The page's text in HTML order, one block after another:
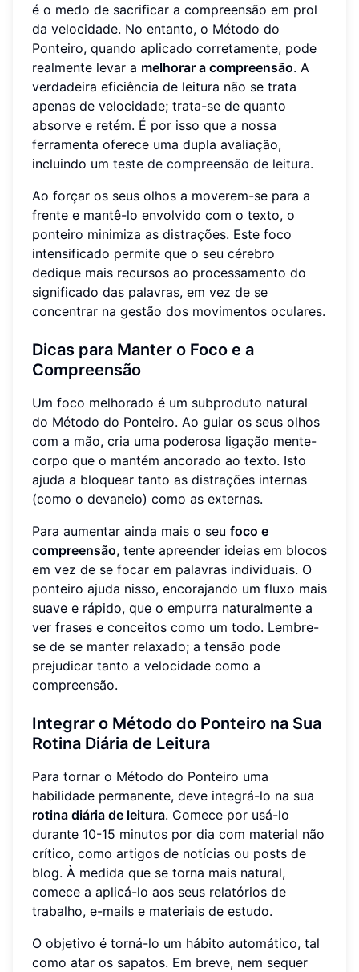
é o medo de sacrificar a compreensão em prol
da velocidade. No entanto, o Método do
Ponteiro, quando aplicado corretamente, pode
realmente levar a melhorar a compreensão. A
verdadeira eficiência de leitura não se trata
apenas de velocidade; trata-se de quanto
absorve e retém. É por isso que a nossa
ferramenta oferece uma dupla avaliação,
incluindo um teste de compreensão de leitura.
Ao forçar os seus olhos a moverem-se para a
frente e mantê-lo envolvido com o texto, o
ponteiro minimiza as distrações. Este foco
intensificado permite que o seu cérebro
dedique mais recursos ao processamento do
significado das palavras, em vez de se
concentrar na gestão dos movimentos oculares.
Dicas para Manter o Foco e a
Compreensão
Um foco melhorado é um subproduto natural
do Método do Ponteiro. Ao guiar os seus olhos
com a mão, cria uma poderosa ligação mente-
corpo que o mantém ancorado ao texto. Isto
ajuda a bloquear tanto as distrações internas
(como o devaneio) como as externas.
Para aumentar ainda mais o seu foco e
compreensão, tente apreender ideias em blocos
em vez de se focar em palavras individuais. O
ponteiro ajuda nisso, encorajando um fluxo mais
suave e rápido, que o empurra naturalmente a
ver frases e conceitos como um todo. Lembre-
se de se manter relaxado; a tensão pode
prejudicar tanto a velocidade como a
compreensão.
Integrar o Método do Ponteiro na Sua
Rotina Diária de Leitura
Para tornar o Método do Ponteiro uma
habilidade permanente, deve integrá-lo na sua
rotina diária de leitura. Comece por usá-lo
durante 10-15 minutos por dia com material não
crítico, como artigos de notícias ou posts de
blog. À medida que se torna mais natural,
comece a aplicá-lo aos seus relatórios de
trabalho, e-mails e materiais de estudo.
O objetivo é torná-lo um hábito automático, tal
como atar os sapatos. Em breve, nem sequer